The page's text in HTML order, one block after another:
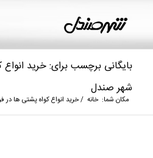
بایگانی برچسب برای: خرید
شهر صندل
مکان شما: خانه /خرید انواع کواه پشتی ها در